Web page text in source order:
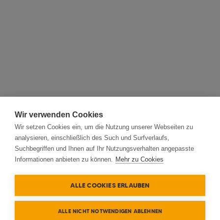
Wir verwenden Cookies
Wir setzen Cookies ein, um die Nutzung unserer Webseiten zu
analysieren, einschließlich des Such und Surfverlaufs,
Suchbegriffen und Ihnen auf Ihr Nutzungsverhalten angepasste
Informationen anbieten zu können. Mehr zu Cookies
ALLE COOKIES ERLAUBEN
ALLE NICHT NOTWENDIGEN ABLEHNEN